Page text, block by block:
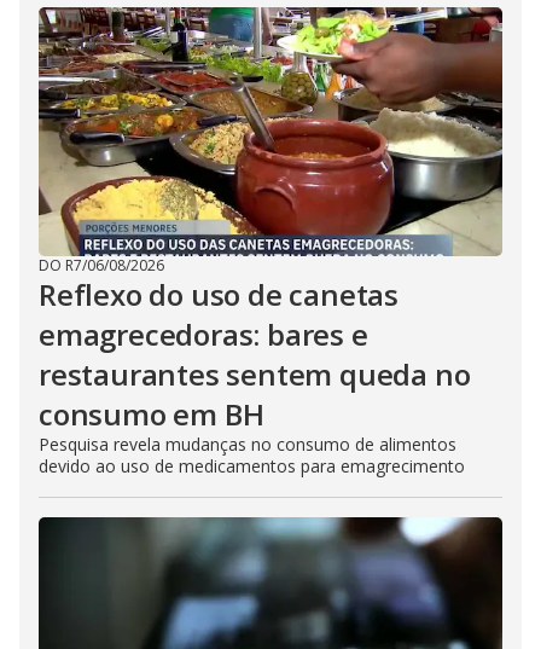
DO R7/06/08/2026
Reflexo do uso de canetas
emagrecedoras: bares e
restaurantes sentem queda no
consumo em BH
Pesquisa revela mudanças no consumo de alimentos
devido ao uso de medicamentos para emagrecimento